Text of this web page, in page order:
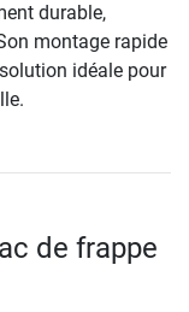
durable,
montage rapide
idéale pour
de frappe